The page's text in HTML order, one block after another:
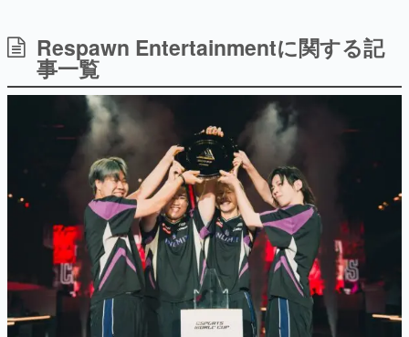
ゲーム開発者・hamatsu氏がゲームの魅力を画面や操作の
具体的な形から解き明かしていく、硬派で骨太な評論連載
ゲームが変えた日本語
「経験値」「裏技」「ラスボス」… ゲームにまつわる言葉
の起源や用法の変遷を、コンピューター文化史研究家・タ
イニーP氏が徹底調査。
カテゴリ
特集記事
マンガ
女性向け
アプリレビュー
Respawn Entertainmentに関する記
事一覧